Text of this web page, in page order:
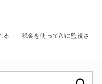
る――税金を使ってAIに監視さ